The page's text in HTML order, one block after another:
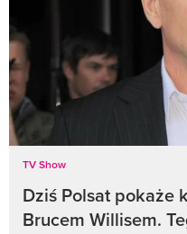
TV Show
Dziś Polsat pokaże
Brucem Willisem.